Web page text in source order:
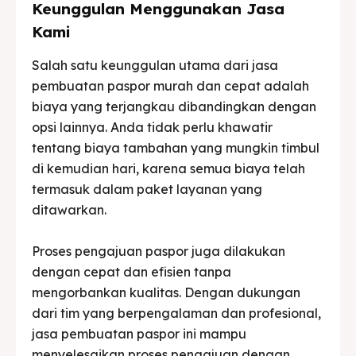
Keunggulan Menggunakan Jasa
Kami
Salah satu keunggulan utama dari jasa
pembuatan paspor murah dan cepat adalah
biaya yang terjangkau dibandingkan dengan
opsi lainnya. Anda tidak perlu khawatir
tentang biaya tambahan yang mungkin timbul
di kemudian hari, karena semua biaya telah
termasuk dalam paket layanan yang
ditawarkan.
Proses pengajuan paspor juga dilakukan
dengan cepat dan efisien tanpa
mengorbankan kualitas. Dengan dukungan
dari tim yang berpengalaman dan profesional,
jasa pembuatan paspor ini mampu